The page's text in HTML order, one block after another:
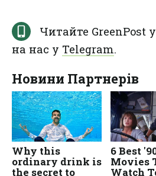
Читайте GreenPost у
на нас у Telegram.